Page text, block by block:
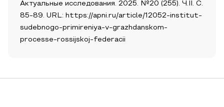
Актуальные исследования. 2025. №20 (255). Ч.II. С.
85-89. URL: https://apni.ru/article/12052-institut-
sudebnogo-primireniya-v-grazhdanskom-
processe-rossijskoj-federacii